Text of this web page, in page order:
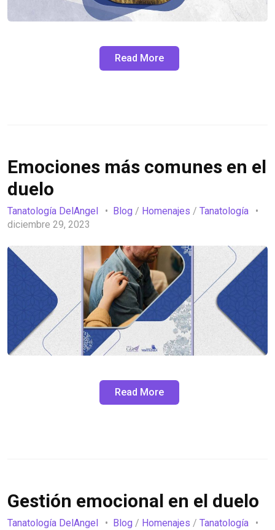
Read More
Emociones más comunes en el
duelo
Tanatología DelAngel Blog / Homenajes / Tanatología
diciembre 29, 2023
Read More
Gestión emocional en el duelo
Tanatología DelAngel Blog / Homenajes / Tanatología